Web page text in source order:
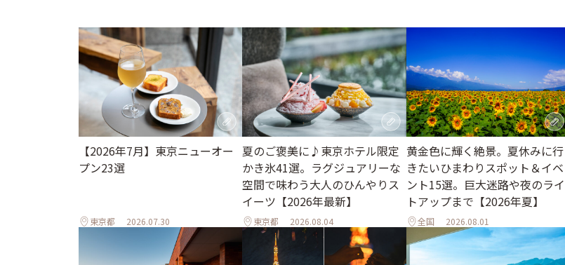
【2026年7月】東京ニューオー
プン23選
東京都 2026.07.30
夏のご褒美に♪東京ホテル限定
かき氷41選。ラグジュアリーな
空間で味わう大人のひんやりス
イーツ【2026年最新】
東京都 2026.08.04
黄金色に輝く絶景。夏休みに行
きたいひまわりスポット＆イベ
ント15選。巨大迷路や夜のライ
トアップまで【2026年夏】
全国 2026.08.01